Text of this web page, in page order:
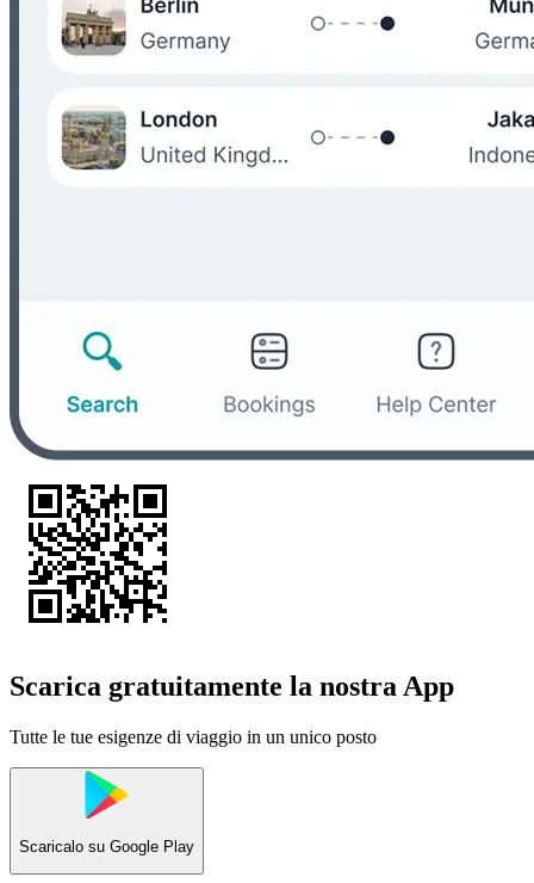
Scarica gratuitamente la nostra App
Tutte le tue esigenze di viaggio in un unico posto
Scaricalo su Google Play